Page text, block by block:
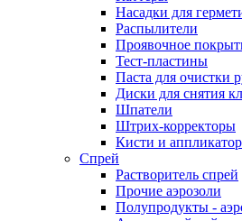
Насадки для
Распылители
Проявочное
Тест-пластины
Паста для очистки
Диски для снятия
Шпатели
Штрих-корректоры
Кисти и
Спрей
Растворитель спрей
Прочие аэрозоли
Полупродукты -